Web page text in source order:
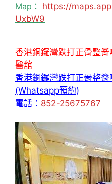
Map： https://
UxbW9
香港銅鑼灣跌打正骨整
醫舘
香港銅鑼灣跌打正骨整
(Whatsapp預約)
電話： 852-25675767